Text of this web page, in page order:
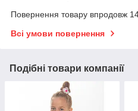
Повернення товару впродовж
Всі умови повернення
Подібні товари компанії